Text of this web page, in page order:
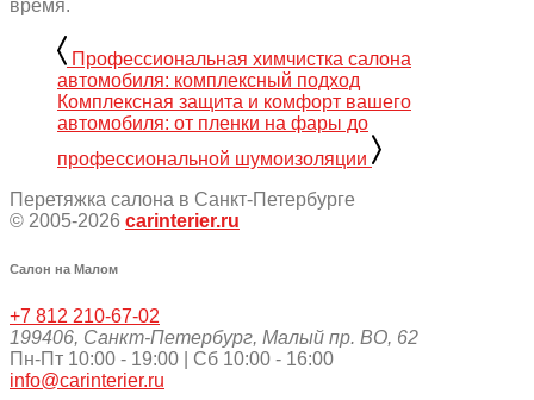
время.
Профессиональная химчистка салона
автомобиля: комплексный подход
Комплексная защита и комфорт вашего
автомобиля: от пленки на фары до
профессиональной шумоизоляции
Перетяжка салона в Санкт-Петербурге
© 2005-2026 carinterier.ru
Салон на Малом
+7 812 210-67-02
199406, Санкт-Петербург, Малый пр. ВО, 62
Пн-Пт 10:00 - 19:00 | Сб 10:00 - 16:00
info@carinterier.ru